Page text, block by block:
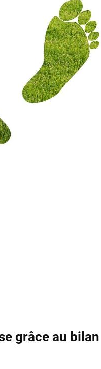
grâce au bilan